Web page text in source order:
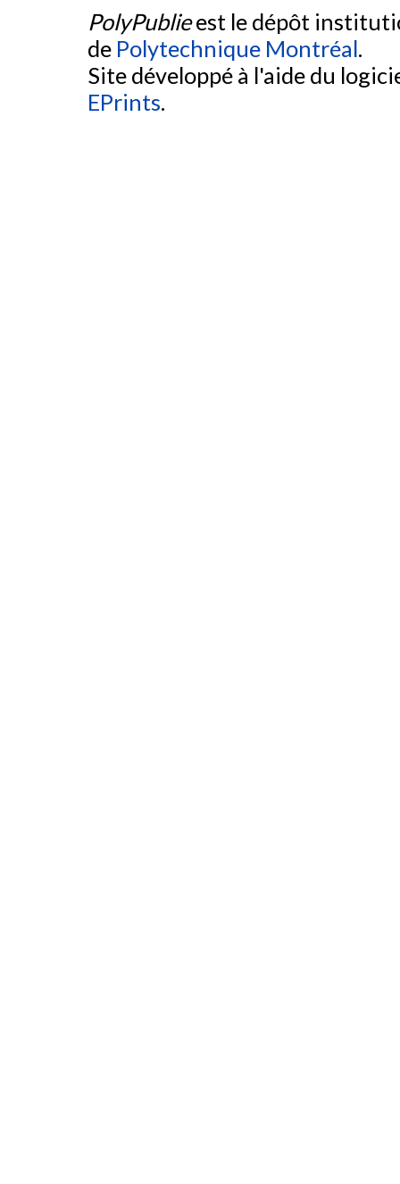
PolyPublieest le dépôt
de Polytechnique Montréal.
Site développé à l'aide du
EPrints.